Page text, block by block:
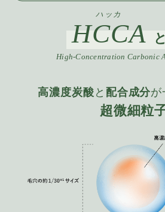
HCCA
ハッカ
High-Concentration Carbonic
高濃度炭酸 と 配合成分が
超微細粒